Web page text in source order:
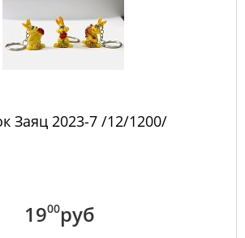
Заяц 2023-7 /12/1200/
1900руб